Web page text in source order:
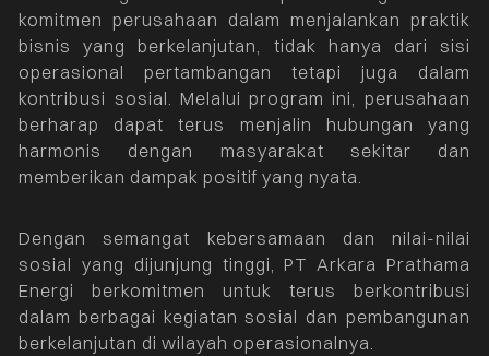
komitmen perusahaan dalam menjalankan praktik
bisnis yang berkelanjutan, tidak hanya dari sisi
operasional pertambangan tetapi juga dalam
kontribusi sosial. Melalui program ini, perusahaan
berharap dapat terus menjalin hubungan yang
harmonis dengan masyarakat sekitar dan
memberikan dampak positif yang nyata.
Dengan semangat kebersamaan dan nilai-nilai
sosial yang dijunjung tinggi, PT Arkara Prathama
Energi berkomitmen untuk terus berkontribusi
dalam berbagai kegiatan sosial dan pembangunan
berkelanjutan di wilayah operasionalnya.